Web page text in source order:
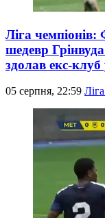
Ліга
шедевр
здолав екс-клуб
05 серпня, 22:59